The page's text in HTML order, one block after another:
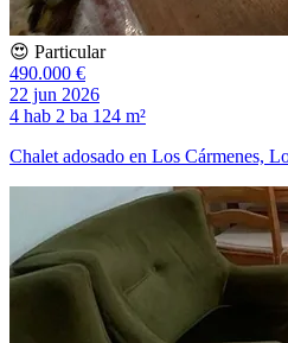
😍 Particular
490.000 €
22 jun 2026
4 hab 2 ba 124 m²
Chalet adosado en Los Cármenes,